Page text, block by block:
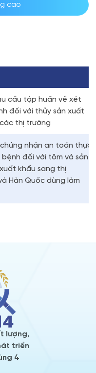
cao
cầu tập huấn về xét
đối với thủy sản xuất
thị trường
nhận an toán thực
bệnh đối với tôm và sản
khẩu sang thị
Hàn Quốc dùng làm
lượng,
triển
4